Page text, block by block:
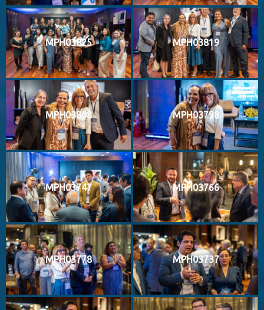
MPH03825 MPH03819
MPH03808 MPH03798
MPH03747 MPH03766
MPH03778 MPH03737